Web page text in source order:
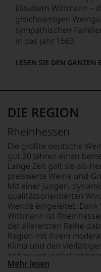
einzelner
Kritiker
verlassen
müssen?
Unsere
Bewertungen
Expertenrunde
Bitte
beachten
Sie
auch
unsere
untenstehenden
Erläuterungen,
dann
wissen
Sie
dank
unserer
Bewertungen
stets,
was
Elisabeth Wittmann –
gleichnamigen
sympathischen
in das Jahr 1663.
LESEN SIE DEN GANZEN
DIE REGION
Rheinhessen
Die größte deutsche
gut 20 Jahren einen
Lange Zeit galt sie als
preiswerte Weine und
Mit einer jungen,
qualitätsorientierten
Wende eingeleitet.
Wittmann ist
der allerersten Reihe
Region mit ihrem
Klima und den
Anbau von
ausdruckstarken
Mehr lesen